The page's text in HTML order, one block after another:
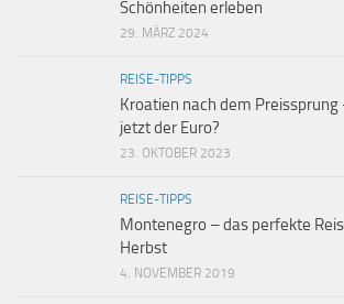
Schönheiten erleben
29. MÄRZ 2024
REISE-TIPPS
Kroatien nach dem
jetzt der Euro?
23. OKTOBER 2023
REISE-TIPPS
Montenegro – das perfekte
Herbst
4. NOVEMBER 2019